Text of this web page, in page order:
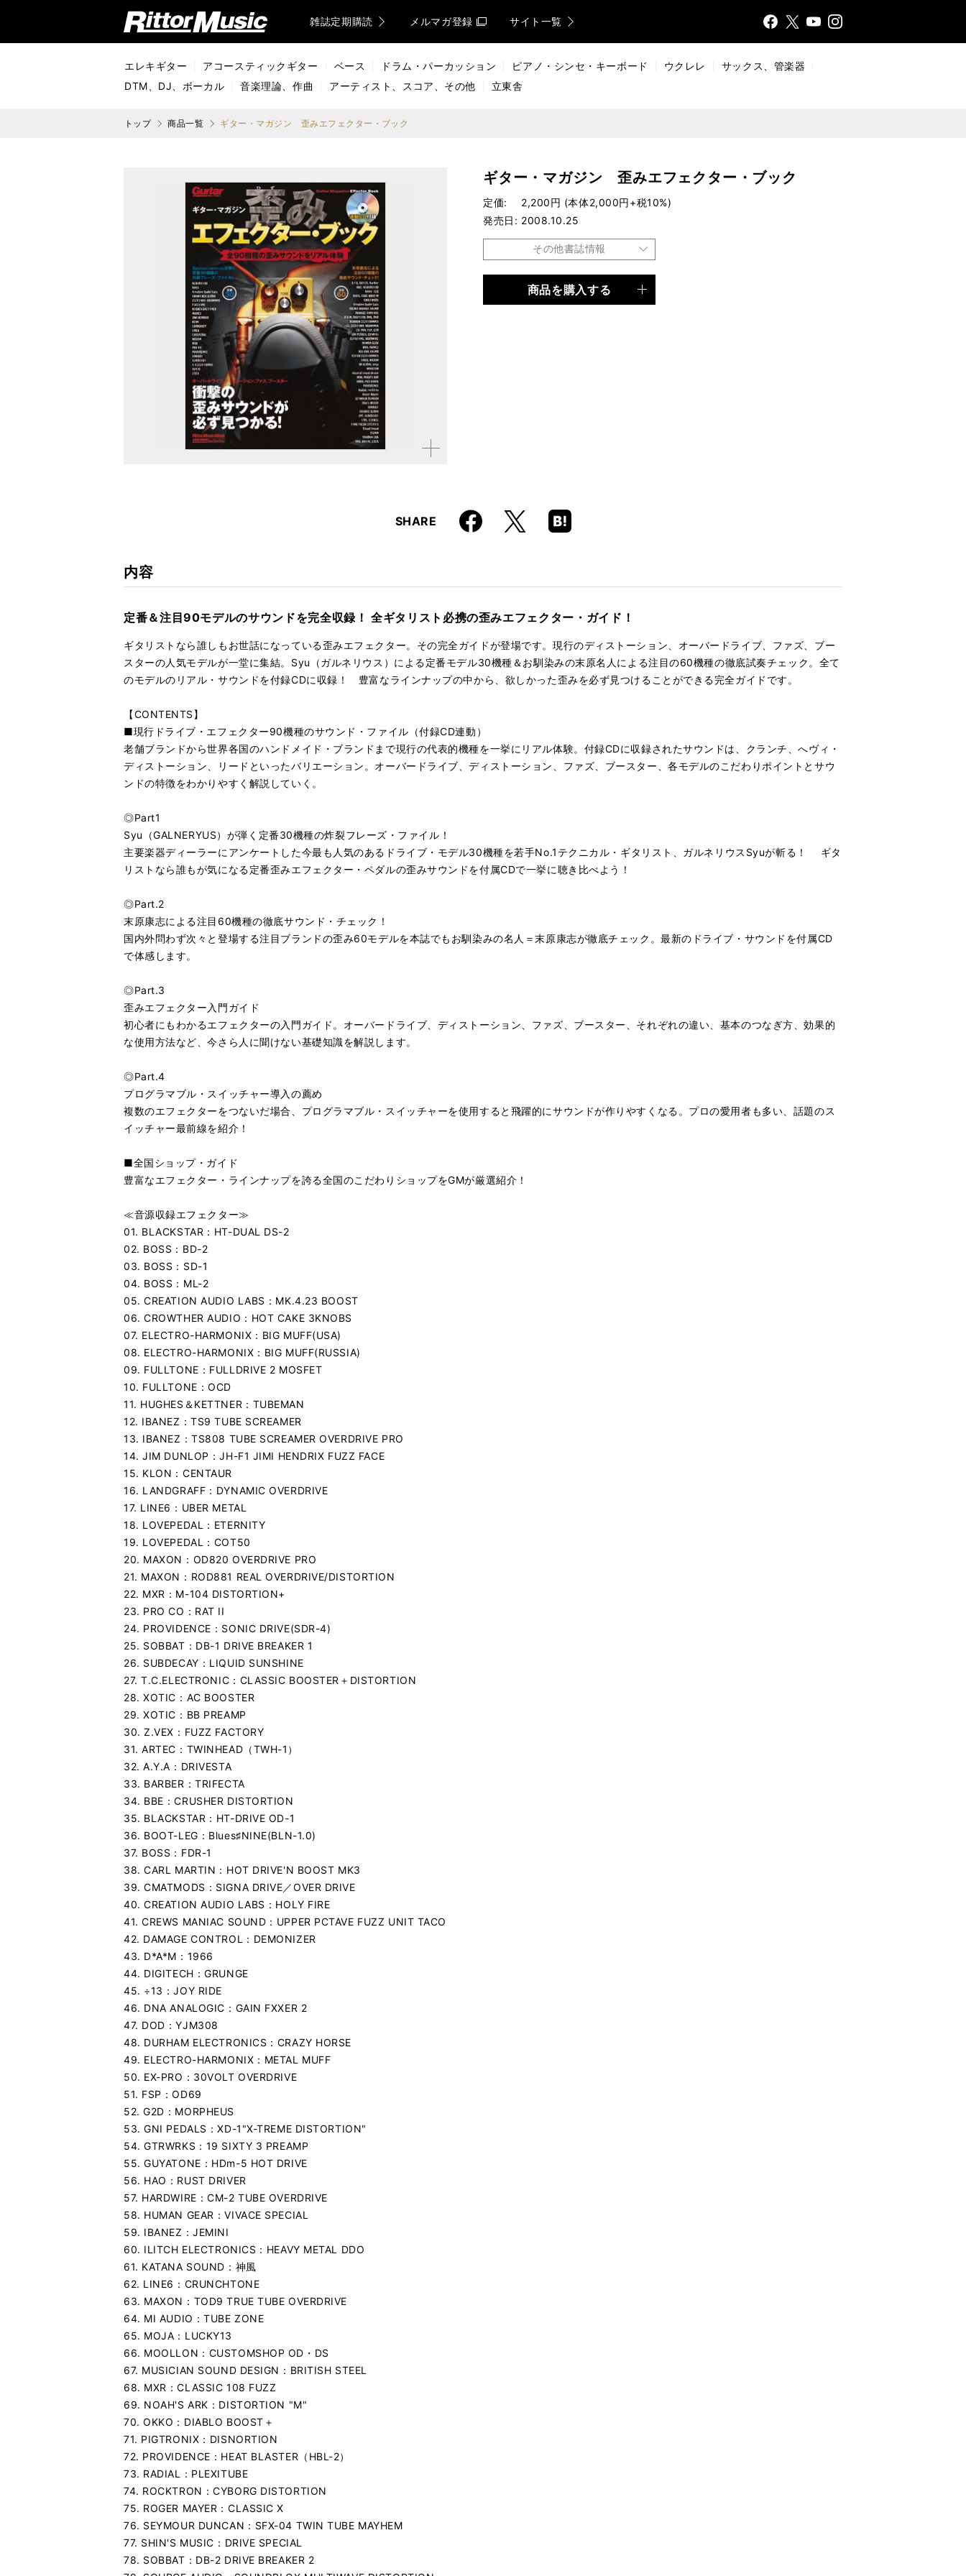
リットーミュージック (Rittor Music) 雑誌定期購読 メルマガ登録 サイト一覧
FaceX
YouTInsta
エレキギター アコースティックギター ベース ドラム・パーカッション ピアノ・シンセ・キーボード ウクレレ
サックス、管楽器
DTM、DJ、ボーカル
音楽理論、作曲 アーティスト、スコア、その他 立東舎
トップ 商品一覧 ギター・マガジン 歪みエフェクター・ブック
拡大す
ギター・マガジン 歪みエフェクター・ブック
定価
2,200円 (本体2,000円+税10%)
発売日
2008.10.25
その他書誌情報
ムック
商品を購入する
SHARE Faceboo
k
X
Hatena
Boo
内容
定番＆注目90モデルのサウンドを完全収録！ 全ギタリスト必携の歪みエフェクター・ガイド！
ギタリストなら誰しもお世話になっている歪みエフェクター。その完全ガイドが登場です。現行のディストーション、オーバードライブ、ファズ、ブー
スターの人気モデルが一堂に集結。Syu（ガルネリウス）による定番モデル30機種＆お馴染みの末原名人による注目の60機種の徹底試奏チェック。全て
のモデルのリアル・サウンドを付録CDに収録！ 豊富なラインナップの中から、欲しかった歪みを必ず見つけることができる完全ガイドです。
【CONTENTS】
■現行ドライブ・エフェクター90機種のサウンド・ファイル（付録CD連動）
老舗ブランドから世界各国のハンドメイド・ブランドまで現行の代表的機種を一挙にリアル体験。付録CDに収録されたサウンドは、クランチ、へヴィ・
ディストーション、リードといったバリエーション。オーバードライブ、ディストーション、ファズ、ブースター、各モデルのこだわりポイントとサウ
ンドの特徴をわかりやすく解説していく。
◎Part1
Syu（GALNERYUS）が弾く定番30機種の炸裂フレーズ・ファイル！
主要楽器ディーラーにアンケートした今最も人気のあるドライブ・モデル30機種を若手No.1テクニカル・ギタリスト、ガルネリウスSyuが斬る！ ギタ
リストなら誰もが気になる定番歪みエフェクター・ペダルの歪みサウンドを付属CDで一挙に聴き比べよう！
◎Part.2
末原康志による注目60機種の徹底サウンド・チェック！
国内外問わず次々と登場する注目ブランドの歪み60モデルを本誌でもお馴染みの名人＝末原康志が徹底チェック。最新のドライブ・サウンドを付属CD
で体感します。
◎Part.3
歪みエフェクター入門ガイド
初心者にもわかるエフェクターの入門ガイド。オーバードライブ、ディストーション、ファズ、ブースター、それぞれの違い、基本のつなぎ方、効果的
な使用方法など、今さら人に聞けない基礎知識を解説します。
◎Part.4
プログラマブル・スイッチャー導入の薦め
複数のエフェクターをつないだ場合、プログラマブル・スイッチャーを使用すると飛躍的にサウンドが作りやすくなる。プロの愛用者も多い、話題のス
イッチャー最前線を紹介！
■全国ショップ・ガイド
豊富なエフェクター・ラインナップを誇る全国のこだわりショップをGMが厳選紹介！
≪音源収録エフェクター≫
01. BLACKSTAR：HT-DUAL DS-2
02. BOSS：BD-2
03. BOSS：SD-1
04. BOSS：ML-2
05. CREATION AUDIO LABS：MK.4.23 BOOST
06. CROWTHER AUDIO：HOT CAKE 3KNOBS
07. ELECTRO-HARMONIX：BIG MUFF(USA)
08. ELECTRO-HARMONIX：BIG MUFF(RUSSIA)
09. FULLTONE：FULLDRIVE 2 MOSFET
10. FULLTONE：OCD
11. HUGHES＆KETTNER：TUBEMAN
12. IBANEZ：TS9 TUBE SCREAMER
13. IBANEZ：TS808 TUBE SCREAMER OVERDRIVE PRO
14. JIM DUNLOP：JH-F1 JIMI HENDRIX FUZZ FACE
15. KLON：CENTAUR
16. LANDGRAFF：DYNAMIC OVERDRIVE
17. LINE6：UBER METAL
18. LOVEPEDAL：ETERNITY
19. LOVEPEDAL：COT50
20. MAXON：OD820 OVERDRIVE PRO
21. MAXON：ROD881 REAL OVERDRIVE/DISTORTION
22. MXR：M-104 DISTORTION+
23. PRO CO：RAT II
24. PROVIDENCE：SONIC DRIVE(SDR-4)
25. SOBBAT：DB-1 DRIVE BREAKER 1
26. SUBDECAY：LIQUID SUNSHINE
27. T.C.ELECTRONIC：CLASSIC BOOSTER＋DISTORTION
28. XOTIC：AC BOOSTER
29. XOTIC：BB PREAMP
30. Z.VEX：FUZZ FACTORY
31. ARTEC：TWINHEAD（TWH-1）
32. A.Y.A：DRIVESTA
33. BARBER：TRIFECTA
34. BBE：CRUSHER DISTORTION
35. BLACKSTAR：HT-DRIVE OD-1
36. BOOT-LEG：Blues♯NINE(BLN-1.0)
37. BOSS：FDR-1
38. CARL MARTIN：HOT DRIVE'N BOOST MK3
39. CMATMODS：SIGNA DRIVE／OVER DRIVE
40. CREATION AUDIO LABS：HOLY FIRE
41. CREWS MANIAC SOUND：UPPER PCTAVE FUZZ UNIT TACO
42. DAMAGE CONTROL：DEMONIZER
43. D*A*M：1966
44. DIGITECH：GRUNGE
45. ÷13：JOY RIDE
46. DNA ANALOGIC：GAIN FXXER 2
47. DOD：YJM308
48. DURHAM ELECTRONICS：CRAZY HORSE
49. ELECTRO-HARMONIX：METAL MUFF
50. EX-PRO：30VOLT OVERDRIVE
51. FSP：OD69
52. G2D：MORPHEUS
53. GNI PEDALS：XD-1"X-TREME DISTORTION"
54. GTRWRKS：19 SIXTY 3 PREAMP
55. GUYATONE：HDm-5 HOT DRIVE
56. HAO：RUST DRIVER
57. HARDWIRE：CM-2 TUBE OVERDRIVE
58. HUMAN GEAR：VIVACE SPECIAL
59. IBANEZ：JEMINI
60. ILITCH ELECTRONICS：HEAVY METAL DDO
61. KATANA SOUND：神風
62. LINE6：CRUNCHTONE
63. MAXON：TOD9 TRUE TUBE OVERDRIVE
64. MI AUDIO：TUBE ZONE
65. MOJA：LUCKY13
66. MOOLLON：CUSTOMSHOP OD・DS
67. MUSICIAN SOUND DESIGN：BRITISH STEEL
68. MXR：CLASSIC 108 FUZZ
69. NOAH'S ARK：DISTORTION "M"
70. OKKO：DIABLO BOOST＋
71. PIGTRONIX：DISNORTION
72. PROVIDENCE：HEAT BLASTER（HBL-2）
73. RADIAL：PLEXITUBE
74. ROCKTRON：CYBORG DISTORTION
75. ROGER MAYER：CLASSIC X
76. SEYMOUR DUNCAN：SFX-04 TWIN TUBE MAYHEM
77. SHIN'S MUSIC：DRIVE SPECIAL
78. SOBBAT：DB-2 DRIVE BREAKER 2